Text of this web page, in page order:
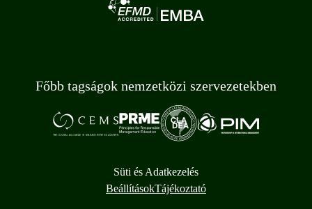
Főbb tagságok nemzetközi szervezetekben
Süti és Adatkezelés
BeállításokTájékoztató